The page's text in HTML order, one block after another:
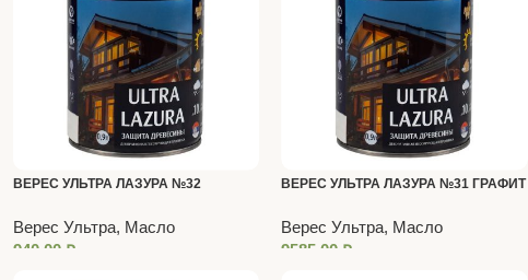
ВЕРЕС УЛЬТРА ЛАЗУРА №32
Верес Ультра, Масло
940,00 ₽
ВЕРЕС УЛЬТРА ЛАЗУРА №31 ГРАФИТ
Верес Ультра, Масло
9585,00 ₽